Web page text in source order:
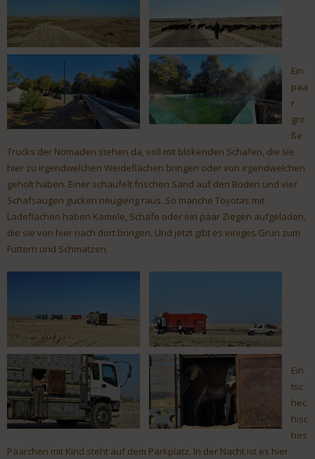
Ein
paa
r
gro
ße
Trucks der Nomaden stehen da, voll mit blökenden Schafen, die sie
hier zu irgendwelchen Weideflächen bringen oder von irgendwelchen
geholt haben. Einer schaufelt frischen Sand auf den Boden und vier
Schafsaugen gucken neugierig raus. So manche Toyotas mit
Ladeflächen haben Kamele, Schafe oder ein paar Ziegen aufgeladen,
die sie von hier nach dort bringen. Und jetzt gibt es einiges Grün zum
Futtern und Schmatzen.
Ein
tsc
hec
hisc
hes
Päarchen mit Kind steht auf dem Parkplatz. In der Nacht ist es hier